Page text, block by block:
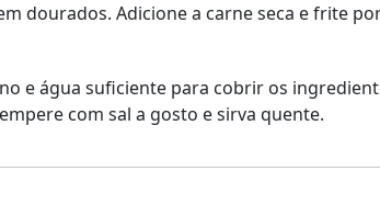
dourados. Adicione a carne seca e frite
e água suficiente para cobrir os
com sal a gosto e sirva quente.